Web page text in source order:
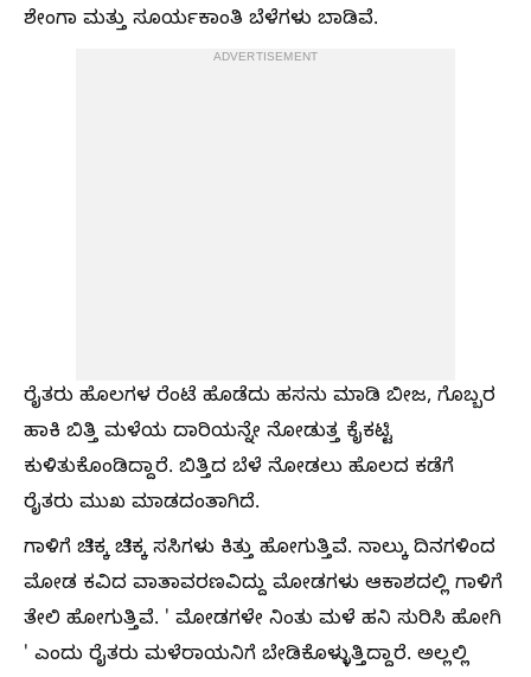
ಶೇಂಗಾ ಮತ್ತು ಸೂರ್ಯಕಾಂತಿ ಬೆಳೆಗಳು ಬಾಡಿವೆ.
ADVERTISEMENT
ರೈತರು ಹೊಲಗಳ ರೆಂಟೆ ಹೊಡೆದು ಹಸನು ಮಾಡಿ ಬೀಜ, ಗೊಬ್ಬರ
ಹಾಕಿ ಬಿತ್ತಿ ಮಳೆಯ ದಾರಿಯನ್ನೇ ನೋಡುತ್ತ ಕೈಕಟ್ಟಿ
ಕುಳಿತುಕೊಂಡಿದ್ದಾರೆ. ಬಿತ್ತಿದ ಬೆಳೆ ನೋಡಲು ಹೊಲದ ಕಡೆಗೆ
ರೈತರು ಮುಖ ಮಾಡದಂತಾಗಿದೆ.
ಗಾಳಿಗೆ ಚಿಕ್ಕ ಚಿಕ್ಕ ಸಸಿಗಳು ಕಿತ್ತು ಹೋಗುತ್ತಿವೆ. ನಾಲ್ಕು ದಿನಗಳಿಂದ
ಮೋಡ ಕವಿದ ವಾತಾವರಣವಿದ್ದು ಮೋಡಗಳು ಆಕಾಶದಲ್ಲಿ ಗಾಳಿಗೆ
ತೇಲಿ ಹೋಗುತ್ತಿವೆ. ' ಮೋಡಗಳೇ ನಿಂತು ಮಳೆ ಹನಿ ಸುರಿಸಿ ಹೋಗಿ
' ಎಂದು ರೈತರು ಮಳೆರಾಯನಿಗೆ ಬೇಡಿಕೊಳ್ಳುತ್ತಿದ್ದಾರೆ. ಅಲ್ಲಲ್ಲಿ